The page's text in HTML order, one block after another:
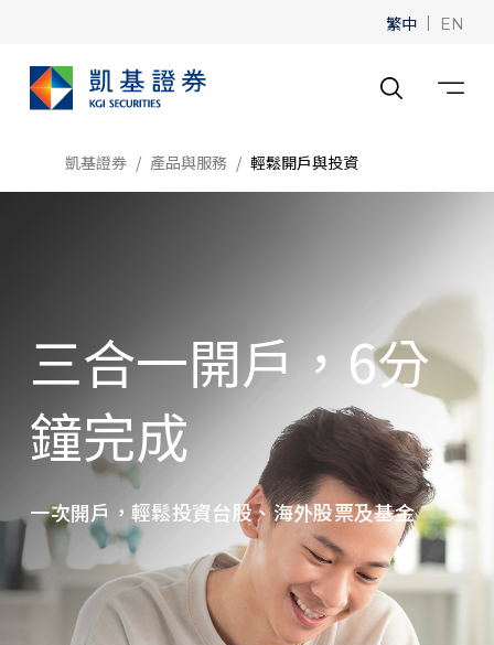
繁中 | EN
凱基證券 產品與服務 輕鬆開戶與投資
三合一開戶，6分
鐘完成
一次開戶，輕鬆投資台股、海外股票及基金